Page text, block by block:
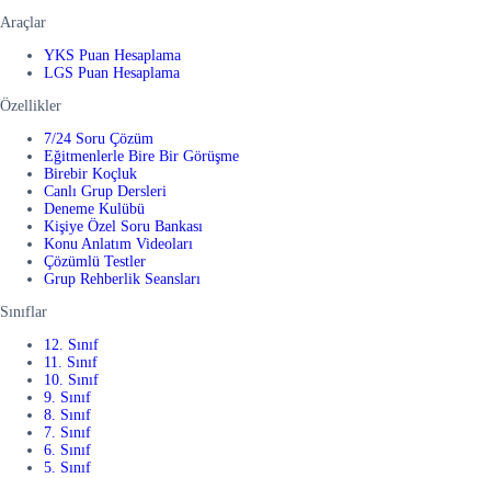
Araçlar
YKS Puan Hesaplama
LGS Puan Hesaplama
Özellikler
7/24 Soru Çözüm
Eğitmenlerle Bire Bir Görüşme
Birebir Koçluk
Canlı Grup Dersleri
Deneme Kulübü
Kişiye Özel Soru Bankası
Konu Anlatım Videoları
Çözümlü Testler
Grup Rehberlik Seansları
Sınıflar
12. Sınıf
11. Sınıf
10. Sınıf
9. Sınıf
8. Sınıf
7. Sınıf
6. Sınıf
5. Sınıf